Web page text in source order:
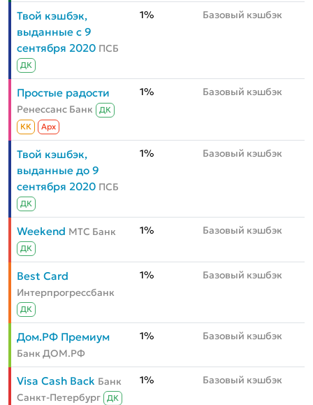
Твой кэшбэк,
выданные с 9
сентября 2020 ПСБ
ДК
1% Базовый кэшбэк
Простые радости
Ренессанс Банк
ДК
КК
Aрх
1% Базовый кэшбэк
Твой кэшбэк,
выданные до 9
сентября 2020 ПСБ
ДК
1% Базовый кэшбэк
Weekend МТС Банк
ДК
1% Базовый кэшбэк
Best Card
Интерпрогрессбанк
ДК
1% Базовый кэшбэк
Дом.РФ Премиум
Банк ДОМ.РФ
1% Базовый кэшбэк
Visa Cash Back Банк
Санкт-Петербург
ДК
1% Базовый кэшбэк